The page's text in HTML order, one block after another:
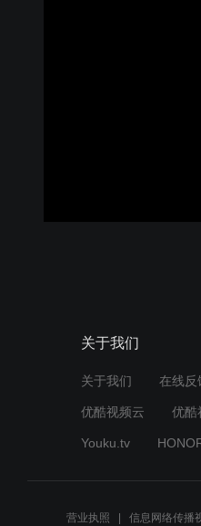
关于我们
关于我们 在线反
优酷视频云 优酷
Youku.tv
营业执照 信息网络传播